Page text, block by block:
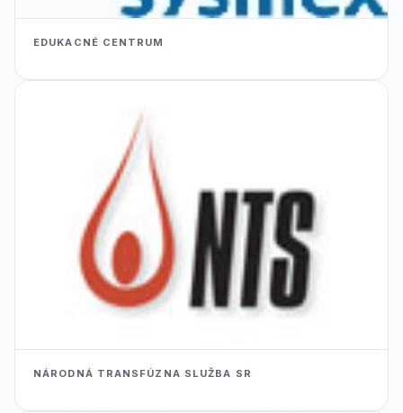
EDUKACNÉ CENTRUM
NÁRODNÁ TRANSFÚZNA SLUŽBA SR